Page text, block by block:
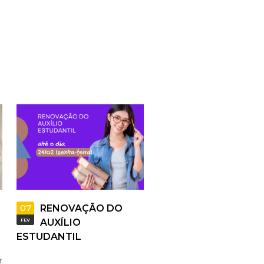
07
FEV
RENOVAÇÃO DO
AUXÍLIO
ESTUDANTIL